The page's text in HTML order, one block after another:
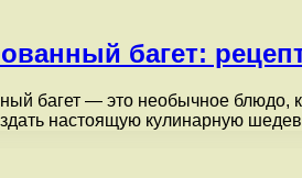
багет:
багет — это необычное блюдо,
настоящую кулинарную